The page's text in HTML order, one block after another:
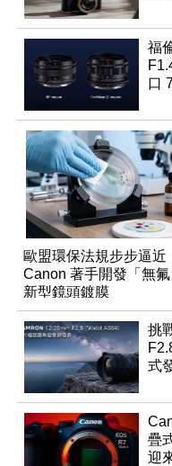
福
口
歐盟環保法規步步逼近
Canon 著手開發「無氟
新型鏡頭鍍膜
挑
式
疊
迎